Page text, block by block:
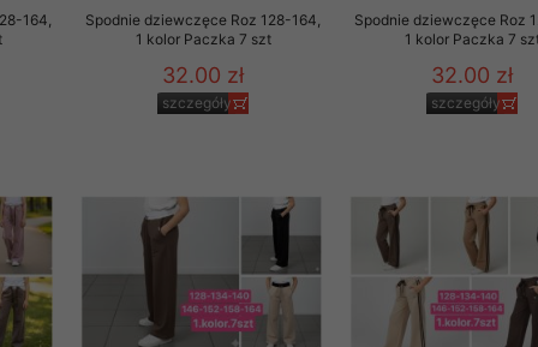
164,
Spodnie dziewczęce Roz 128-164,
1 kolor Paczka 7 szt
32.00 zł
szczegóły
Spodnie dziewczęce Roz
1 kolor Paczka 7
32.00 zł
szczegóły
swoich danych w celu
osobom trzecim,
na komputerze Klienta
naszej oferty do
internetowej
tych plików
na komputerze